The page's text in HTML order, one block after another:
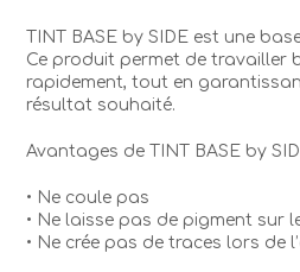
TINT BASE by SIDE est une
Ce produit permet de travailler
rapidement, tout en
résultat souhaité.
Avantages de TINT BASE by
• Ne coule pas
• Ne laisse pas de pigment sur
• Ne crée pas de traces lors de